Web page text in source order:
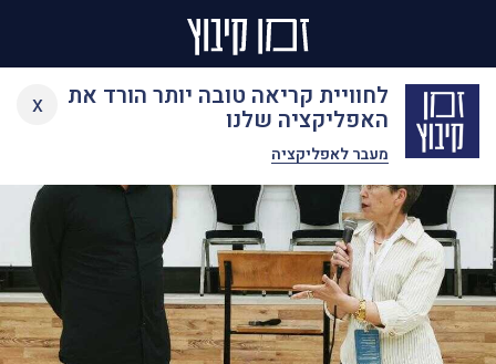
לחוויית קריאה טובה יותר הורד את
האפליקציה שלנו
מעבר לאפליקציה
x
Skip
content